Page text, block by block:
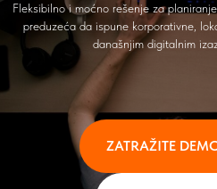
Fleksibilno i moćno rešenje za
preduzeća da ispune korporativne,
današnjim digitalnim
ZATRAŽITE